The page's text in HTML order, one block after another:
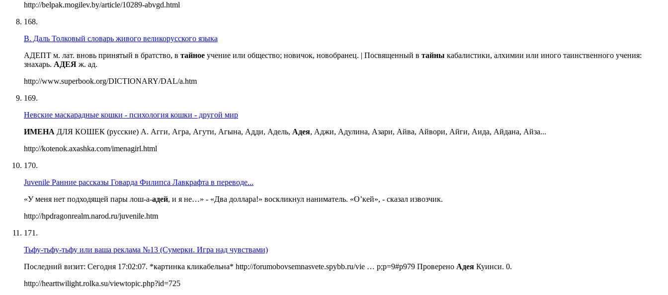
http://belpak.mogilev.by/article/10289-abvgd.html
168.
В. Даль Толковый словарь живого великорусского языка
АДЕПТ м. лат. вновь принятый в братство, в тайное учение или общество; новичок, новобранец. | Посвященный в тайны кабалистики, алхимии или иного таинственного учения:
знахарь. АДЕЯ ж. ад.
http://www.superbook.org/DICTIONARY/DAL/a.htm
169.
Невские маскарадные кошки - психология кошки - другой мир
ИМЕНА ДЛЯ КОШЕК (русские) А. Агги, Агра, Агути, Агына, Адди, Адель, Адея, Аджи, Адулина, Азари, Айва, Айвори, Айги, Аида, Айдана, Айза...
http://kotenok.axashka.com/imenagirl.html
170.
Juvenile Ранние рассказы Говарда Филипса Лавкрафта в переводе...
«У меня нет подходящей пары лош-а-адей, и я не…» - «Два доллара!» воскликнул наниматель. «О’кей», - сказал извозчик.
http://hpdragonrealm.narod.ru/juvenile.htm
171.
Тьфу-тьфу-тьфу или ваша реклама №13 (Сумерки. Игра над чувствами)
Последний визит: Сегодня 17:02:07. *картинка кликабельна* http://forumobovsemnasvete.spybb.ru/vie … p;p=9#p979 Проверено Адея Куинси. 0.
http://hearttwilight.rolka.su/viewtopic.php?id=725